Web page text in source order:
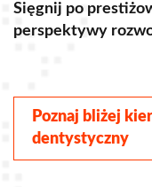
Sięgnij po
perspektywy
Poznaj bliżej
dentystyczny